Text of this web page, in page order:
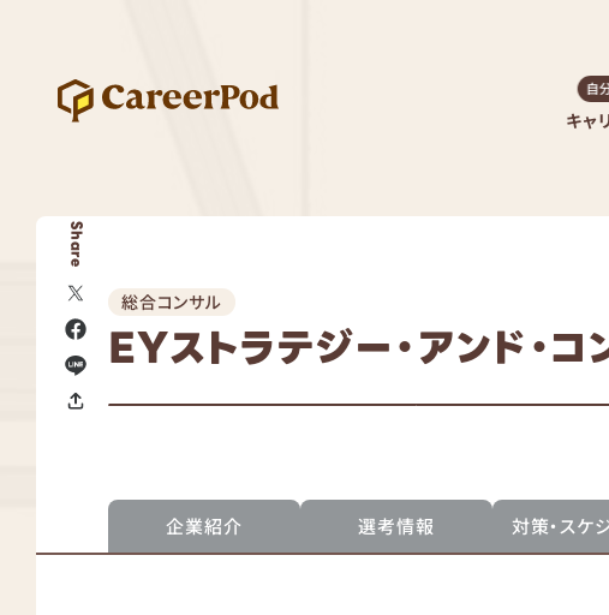
キャ
自
Share
総合コンサル
EYストラテジー・アンド・コ
企業紹介 選考情報 対策・スケ